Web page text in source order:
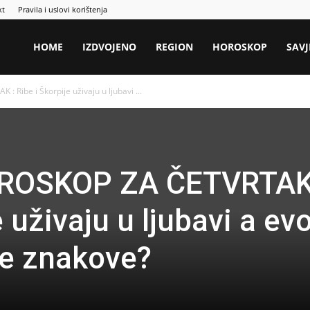
Pravila i uslovi korištenja
HOME IZDVOJENO REGION HOROSKOP
: Ribe i Škorpije uživaju u ljubavi ...
ZA
uživaju u ljubavi a
znakove?